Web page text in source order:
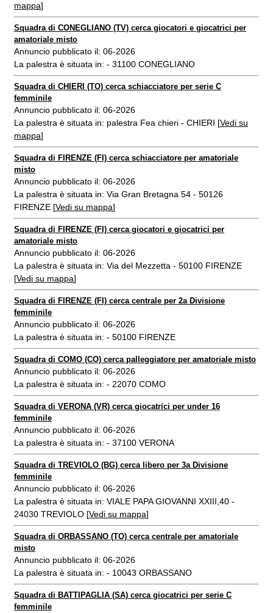
mappa]
Squadra di CONEGLIANO (TV) cerca giocatori e giocatrici per
amatoriale misto
Annuncio pubblicato il: 06-2026
La palestra è situata in: - 31100 CONEGLIANO
Squadra di CHIERI (TO) cerca schiacciatore per serie C
femminile
Annuncio pubblicato il: 06-2026
La palestra è situata in: palestra Fea chieri - CHIERI [Vedi su
mappa]
Squadra di FIRENZE (FI) cerca schiacciatore per amatoriale
misto
Annuncio pubblicato il: 06-2026
La palestra è situata in: Via Gran Bretagna 54 - 50126
FIRENZE [Vedi su mappa]
Squadra di FIRENZE (FI) cerca giocatori e giocatrici per
amatoriale misto
Annuncio pubblicato il: 06-2026
La palestra è situata in: Via del Mezzetta - 50100 FIRENZE
[Vedi su mappa]
Squadra di FIRENZE (FI) cerca centrale per 2a Divisione
femminile
Annuncio pubblicato il: 06-2026
La palestra è situata in: - 50100 FIRENZE
Squadra di COMO (CO) cerca palleggiatore per amatoriale misto
Annuncio pubblicato il: 06-2026
La palestra è situata in: - 22070 COMO
Squadra di VERONA (VR) cerca giocatrici per under 16
femminile
Annuncio pubblicato il: 06-2026
La palestra è situata in: - 37100 VERONA
Squadra di TREVIOLO (BG) cerca libero per 3a Divisione
femminile
Annuncio pubblicato il: 06-2026
La palestra è situata in: VIALE PAPA GIOVANNI XXIII,40 -
24030 TREVIOLO [Vedi su mappa]
Squadra di ORBASSANO (TO) cerca centrale per amatoriale
misto
Annuncio pubblicato il: 06-2026
La palestra è situata in: - 10043 ORBASSANO
Squadra di BATTIPAGLIA (SA) cerca giocatrici per serie C
femminile